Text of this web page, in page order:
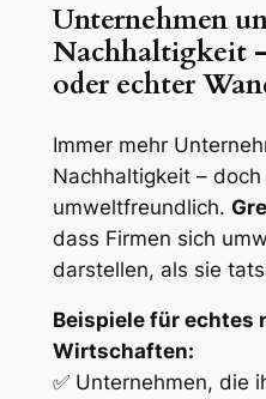
Unternehmen
Nachhaltigkeit
oder echter
Immer mehr
Nachhaltigkeit –
umweltfreundlich.
dass Firmen sich
darstellen, als sie
Beispiele für echtes
Wirtschaften:
✅ Unternehmen, die